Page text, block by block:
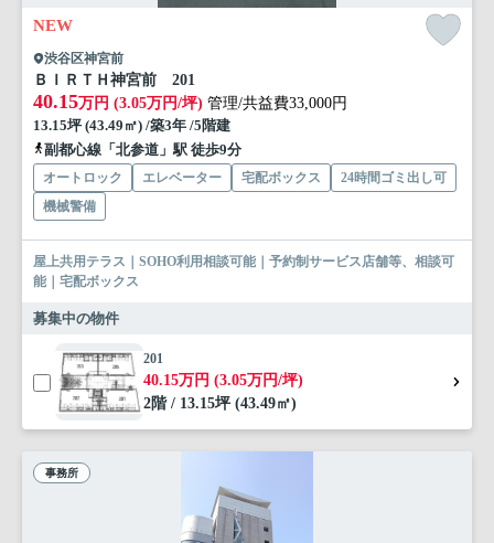
NEW
渋谷区神宮前
ＢＩＲＴＨ神宮前 201
40.15万円 (3.05万円/坪) 管理/共益費33,000円
13.15坪 (43.49㎡) /築3年 /5階建
副都心線「北参道」駅 徒歩9分
オートロック エレベーター 宅配ボックス
24時間ゴミ出し可
機械警備
屋上共用テラス｜SOHO利用相談可能｜予約制サービス店舗等、相談可
能｜宅配ボックス
募集中の物件
201
40.15万円 (3.05万円/坪)
2階 / 13.15坪 (43.49㎡)
事務所